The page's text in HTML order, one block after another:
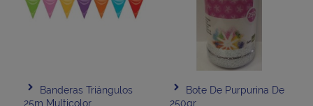
Banderas Triángulos
25m Multicolor
Bote De Purpurina De
250gr